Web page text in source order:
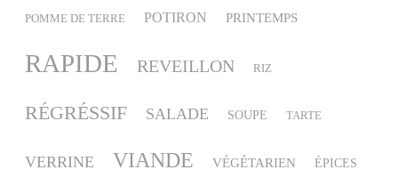
POMME DE TERRE POTIRON PRINTEMPS
RAPIDE REVEILLON RIZ
RÉGRÉSSIF SALADE SOUPE TARTE
VERRINE VIANDE VÉGÉTARIEN ÉPICES